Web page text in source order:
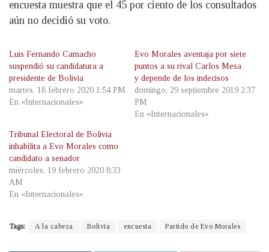
encuesta muestra que el 45 por ciento de los consultados
aún no decidió su voto.
Luis Fernando Camacho
suspendió su candidatura a
presidente de Bolivia
martes, 18 febrero 2020 1:54 PM
En «Internacionales»
Evo Morales aventaja por siete
puntos a su rival Carlos Mesa
y depende de los indecisos
domingo, 29 septiembre 2019 2:37
PM
En «Internacionales»
Tribunal Electoral de Bolivia
inhabilita a Evo Morales como
candidato a senador
miércoles, 19 febrero 2020 8:33
AM
En «Internacionales»
Tags: A la cabeza Bolivia encuesta Partido de Evo Morales